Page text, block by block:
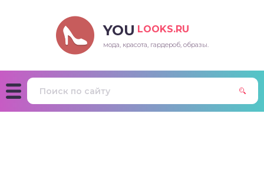
YOU LOOKS.RU
мода, красота, гардероб, образы.